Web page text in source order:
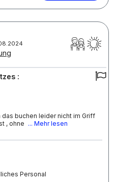
:
buchen leider nicht im Griff
, ohne ... Mehr lesen
Personal